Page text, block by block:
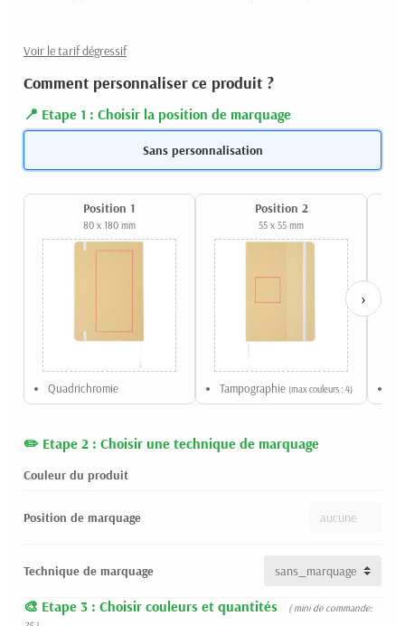
Voir le tarif dégressif
Comment personnaliser ce produit ?
Etape 1 : Choisir la position de marquage
Sans personnalisation
Position 1
80 x 180 mm
Quadrichromie
Position 2
55 x 55 mm
Tampographie (max couleurs : 4)
›
Etape 2 : Choisir une technique de marquage
Couleur du produit
Position de marquage
Technique de marquage
Etape 3 : Choisir couleurs et quantités
( mini de commande: